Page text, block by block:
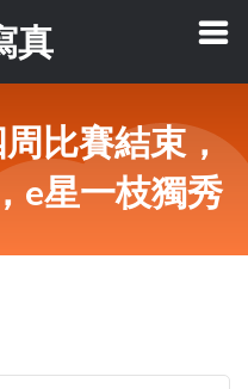
真
比賽結束，
e星一枝獨秀